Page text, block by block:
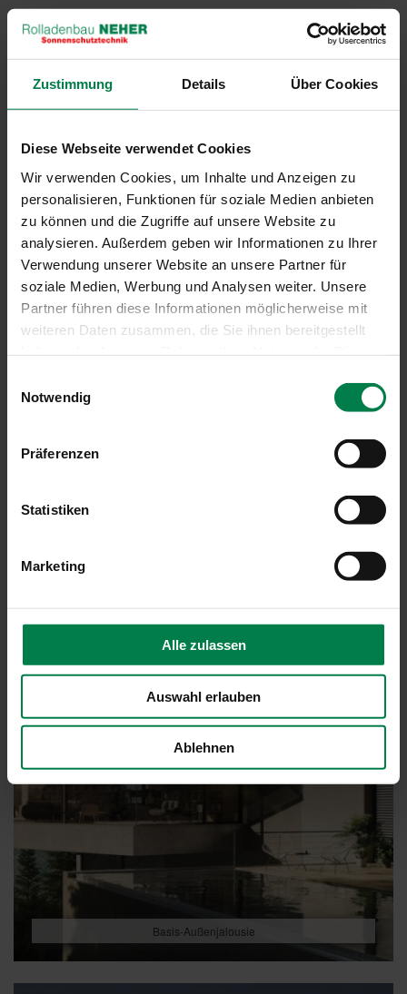
Zustimmung Details Über Cookies
Diese Webseite verwendet Cookies
Wir verwenden Cookies, um Inhalte und Anzeigen zu
personalisieren, Funktionen für soziale Medien anbieten
zu können und die Zugriffe auf unsere Website zu
analysieren. Außerdem geben wir Informationen zu Ihrer
Verwendung unserer Website an unsere Partner für
soziale Medien, Werbung und Analysen weiter. Unsere
Partner führen diese Informationen möglicherweise mit
weiteren Daten zusammen, die Sie ihnen bereitgestellt
Notwendig
Präferenzen
Statistiken
Marketing
Alle zulassen
Auswahl erlauben
Ablehnen
Das könnte Sie auch interessieren
Basis-Außenjalousie